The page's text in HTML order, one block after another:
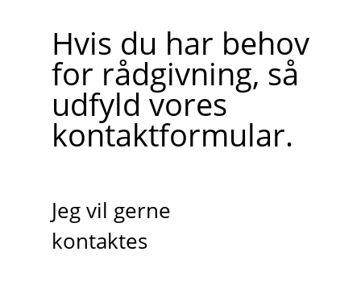
Hvis du har behov
for rådgivning, så
udfyld vores
kontaktformular.
Jeg vil gerne
kontaktes